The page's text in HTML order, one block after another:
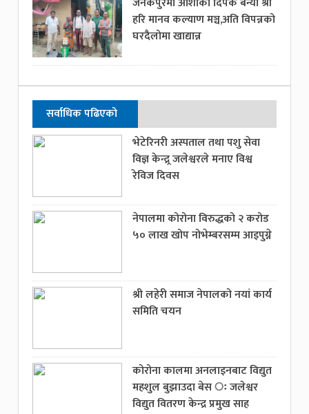
हरि मानव कल्याण मञ्च,अति विपन्नको
घरदैलोमा खाद्यान्न
सर्वाधिक पढिएको
भेटेरिनरी अस्पताल तथा पशु सेवा
विज्ञ केन्द्र्र जलेश्वरले मनाए विश्व
रेविज दिवस
नेपालमा कोरोना विरुद्धको २ करोड
५० लाख खोप नोभेम्बरसम्म आइपुग्ने
श्री लहेरी समाज नेपालको नयां कार्य
समिति चयन
कोरोना कालमा अनलाइनबाट विद्युत
महशुल बुझाउदा बेस ः जलेश्वर
विद्युत वितरण केन्द्र प्रमुख साह